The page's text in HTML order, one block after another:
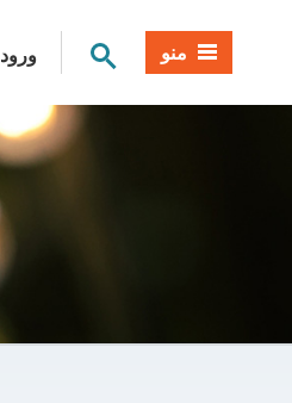
ورود جستجوی سایت
منو